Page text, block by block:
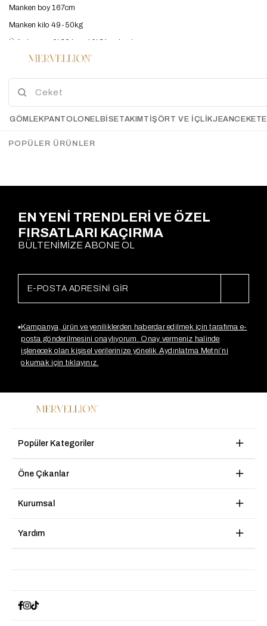
Manken boy 167cm
Manken kilo 49-50kg
Ürün kumaşı %69 lyocel %31 polyester
El İle Ölçümlerde 2-3 Cm Farklılık Gösterebilir.
Çekimde Standart Beden kullanılmıştır. Kuşaklı . İçlik ile kullanılabilir.
Günlük kullanıma uygun.
Standart bedenler 34-44 arası uyumludur.
> Std beden için elbise ürün boy 140cm göğüs ölçüsü 55cm. Gömlek boy
EN YENİ TRENDLERİ VE ÖZEL
FIRSATLARI KAÇIRMA
BÜLTENİMİZE ABONE OL
Kampanya, ürün ve yeniliklerden haberdar edilmek için tarafıma e-
posta gönderilmesini onaylıyorum. Onay vermeniz halinde
işlenecek olan kişisel verilerinize yönelik Aydınlatma Metni’ni
okumak için tıklayınız.
Popüler Kategoriler
Öne Çıkanlar
Kurumsal
Yardım
GÖMLEK PANTOLON ELBİSETAKIM TIŞÖRT VE İÇLIKJEANCEKET
POPÜLER ÜRÜNLER